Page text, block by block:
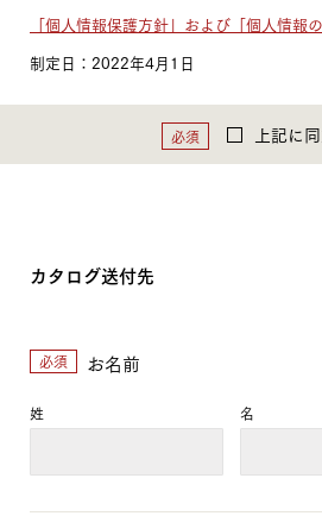
「個人情報保護方針」および「個人情報
制定日：2022年4月1日
必須 上記に
カタログ送付先
必須 お名前
姓 名